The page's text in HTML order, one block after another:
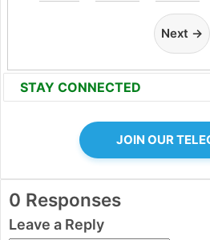
Next →
STAY CONNECTED
JOIN OUR
0 Responses
Leave a Reply